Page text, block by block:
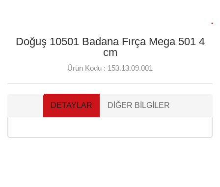
Doğuş 10501 Badana Fırça Mega 501 4
cm
Ürün Kodu : 153.13.09.001
DETAYLAR DIĞER BILGILER